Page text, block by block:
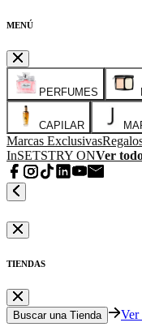
MENÚ
PERFUMES
CAPILAR
Marcas Exclusivas
InSETSTRY ONVer
TIENDAS
Buscar una Tienda Ver